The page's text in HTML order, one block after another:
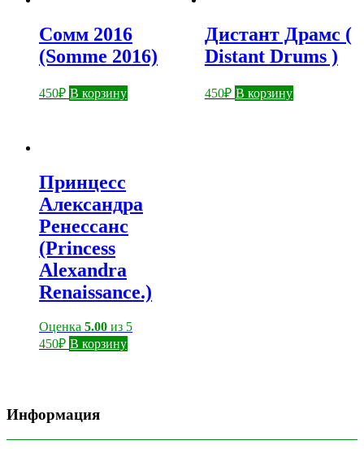
Сомм 2016
(Somme 2016)
450₽ В корзину
Дистант Драмс (
Distant Drums )
450₽ В корзину
Принцесс
Александра
Ренессанс
(Princess
Alexandra
Renaissance.)
Оценка 5.00 из 5
450₽ В корзину
Информация